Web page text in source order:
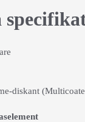
diskant